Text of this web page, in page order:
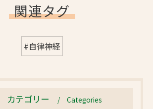
関連タグ
#自律神経
カテゴリー Categories